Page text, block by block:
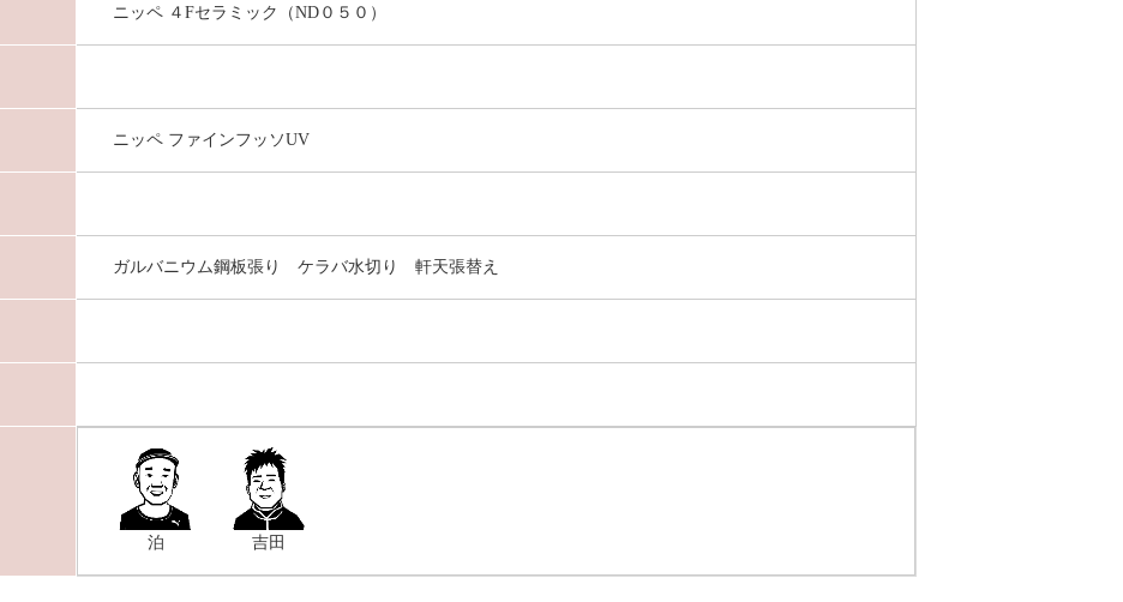
ニッペ ４Fセラミック（ND０５０）
ニッペ ファインフッソUV
ガルバニウム鋼板張り ケラバ水切り 軒天張替え
泊 吉田